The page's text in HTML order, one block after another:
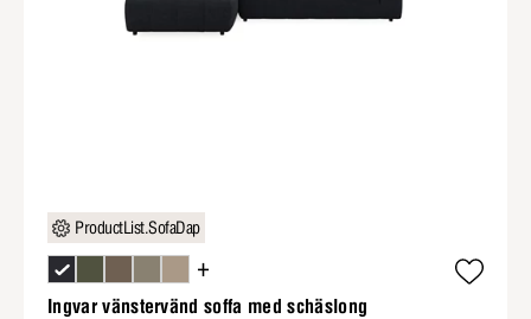
ProductList.SofaDap
+
Ingvar vänstervänd soffa med schäslong